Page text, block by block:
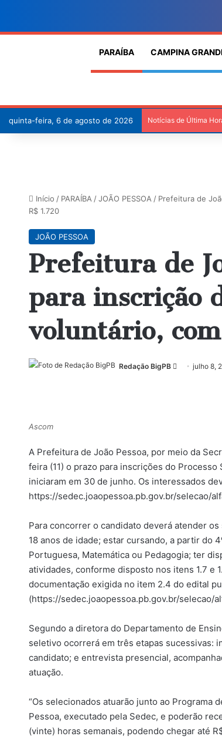
PARAÍBA CAMPINA
quinta-feira, 6 de agosto de 2026 Notícias de Última
Início / PARAÍBA / JOÃO PESSOA / Prefeitura de
R$ 1.720
JOÃO PESSOA
Prefeitura de
para inscrição
voluntário,
Redação BigPB Mandejulho 8,
Ascom
A Prefeitura de João Pessoa, por meio da
feira (11) o prazo para inscrições do
iniciaram em 30 de junho. Os interessados
https://sedec.joaopessoa.pb.gov.br/selecao/
Para concorrer o candidato deverá atender
18 anos de idade; estar cursando, a partir do
Portuguesa, Matemática ou Pedagogia; ter
atividades, conforme disposto nos itens 1.7 e
documentação exigida no item 2.4 do edital
(https://sedec.joaopessoa.pb.gov.br/selecao/
Segundo a diretora do Departamento de
seletivo ocorrerá em três etapas sucessivas:
candidato; e entrevista presencial,
atuação.
“Os selecionados atuarão junto ao Programa
Pessoa, executado pela Sedec, e poderão
(vinte) horas semanais, podendo chegar até